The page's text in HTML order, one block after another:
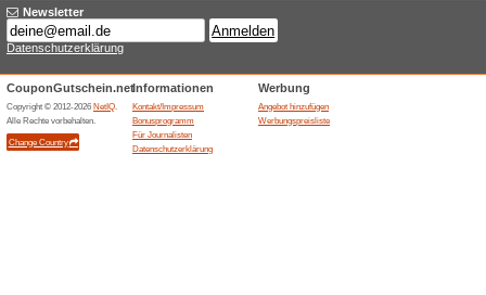
Douglas Gutschein: Gratis
109 Euro, Gebe den Code